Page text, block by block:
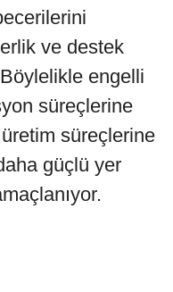
ve destek
engelli
süreçlerine
süreçlerine
güçlü yer